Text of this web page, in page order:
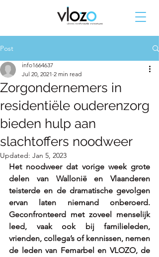
Post
Zorgondernemers in
residentiële ouderenzorg
bieden hulp aan
slachtoffers noodweer
info1664637
Jul 20, 2021 2 min read
Updated: Jan 5, 2023
Het noodweer dat vorige week grote
delen van Wallonië en Vlaanderen
teisterde en de dramatische gevolgen
ervan laten niemand onberoerd.
Geconfronteerd met zoveel menselijk
leed, vaak ook bij familieleden,
vrienden, collega’s of kennissen, nemen
de leden van Femarbel en VLOZO, de